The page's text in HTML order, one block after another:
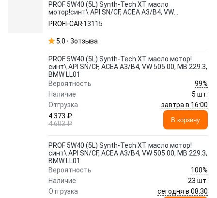
PROF 5W40 (5L) Synth-Tech XT масло
мотор!синт\ API SN/CF, ACEA A3/B4, VW
505 00, MB 229.3, BMW LL01
PROFI-CAR 13115
5.0 3отзыва
PROF 5W40 (5L) Synth-Tech XT масло мотор!
синт\ API SN/CF, ACEA A3/B4, VW 505 00, MB 229.3,
BMW LL01
Вероятность
99%
Наличие
5 шт.
Отгрузка
завтра в 16:00
4 373 ₽
4 603 ₽
В корзину
PROF 5W40 (5L) Synth-Tech XT масло мотор!
синт\ API SN/CF, ACEA A3/B4, VW 505 00, MB 229.3,
BMW LL01
Вероятность
100%
Наличие
23 шт.
Отгрузка
сегодня в 08:30